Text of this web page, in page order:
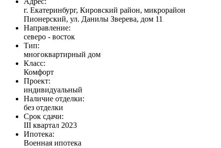
г. Екатеринбург, Кировский район, микрорайон
Пионерский, ул. Данилы Зверева, дом 11
Направление:
северо - восток
Тип:
многоквартирный дом
Класс:
Комфорт
Проект:
индивидуальный
Наличие отделки:
без отделки
Срок сдачи:
III квартал 2023
Ипотека:
Военная ипотека